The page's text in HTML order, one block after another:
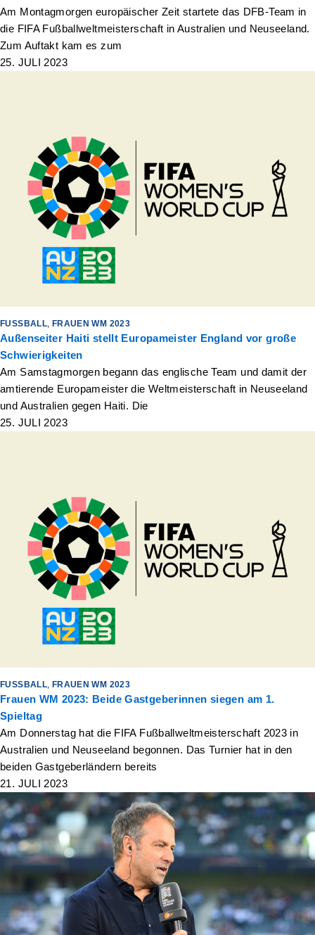
Am Montagmorgen europäischer Zeit startete das DFB-Team in
die FIFA Fußballweltmeisterschaft in Australien und Neuseeland.
Zum Auftakt kam es zum
25. JULI 2023
FUSSBALL , FRAUEN WM 2023
Außenseiter Haiti stellt Europameister England vor große
Schwierigkeiten
Am Samstagmorgen begann das englische Team und damit der
amtierende Europameister die Weltmeisterschaft in Neuseeland
und Australien gegen Haiti. Die
25. JULI 2023
FUSSBALL , FRAUEN WM 2023
Frauen WM 2023: Beide Gastgeberinnen siegen am 1.
Spieltag
Am Donnerstag hat die FIFA Fußballweltmeisterschaft 2023 in
Australien und Neuseeland begonnen. Das Turnier hat in den
beiden Gastgeberländern bereits
21. JULI 2023